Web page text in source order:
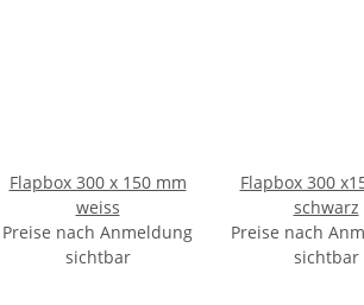
Flapbox 300 x 150 mm
weiss
Preise nach Anmeldung
sichtbar
Flapbox 300
schwarz
Preise nach
sichtbar